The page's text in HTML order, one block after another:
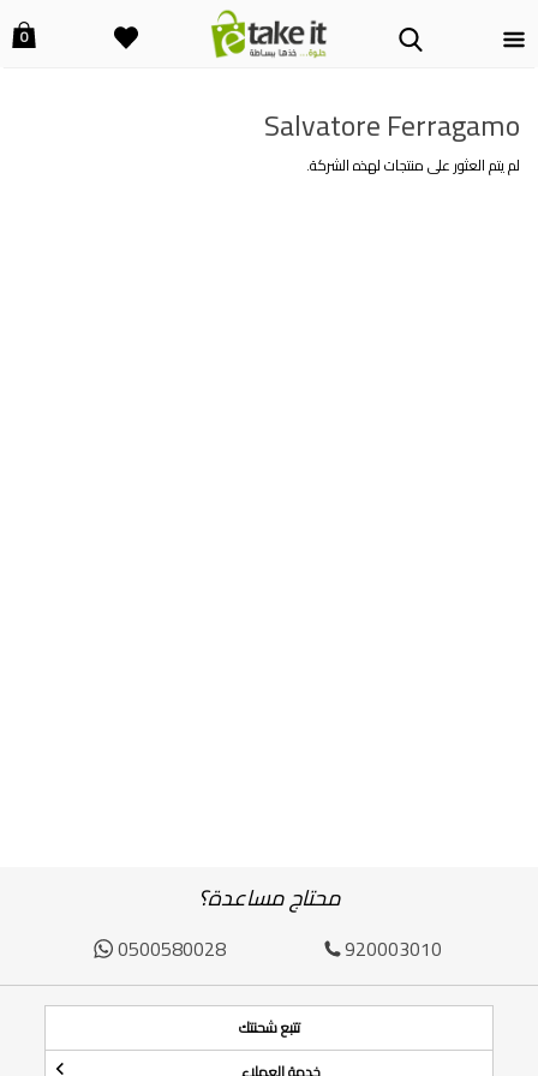
0
Salvatore Ferragamo
لم يتم العثور على منتجات لهذه الشركة.
محتاج مساعدة؟
920003010
0500580028
تتبع شحنتك